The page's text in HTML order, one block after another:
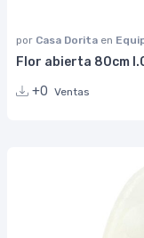
por Casa Dorita en
Flor abierta 80cm
+0 Ventas